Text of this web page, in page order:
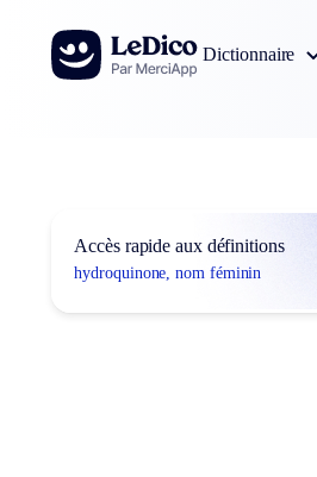
Aller au contenu
Dictionnaire
Accès rapide aux définitions
hydroquinone, nom féminin